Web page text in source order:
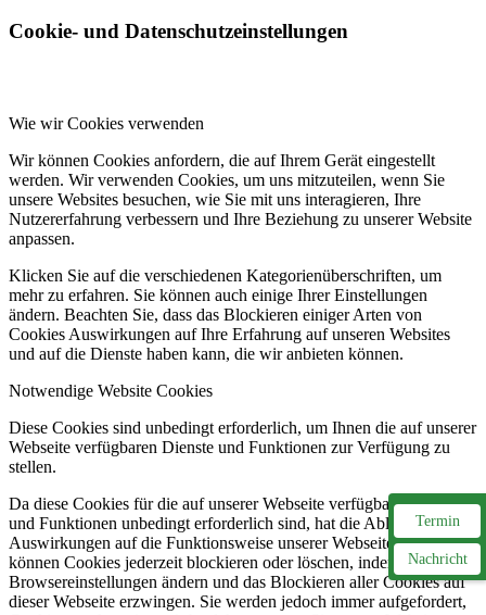
Cookie- und Datenschutzeinstellungen
Wie wir Cookies verwenden
Wir können Cookies anfordern, die auf Ihrem Gerät eingestellt
werden. Wir verwenden Cookies, um uns mitzuteilen, wenn Sie
unsere Websites besuchen, wie Sie mit uns interagieren, Ihre
Nutzererfahrung verbessern und Ihre Beziehung zu unserer Website
anpassen.
Klicken Sie auf die verschiedenen Kategorienüberschriften, um
mehr zu erfahren. Sie können auch einige Ihrer Einstellungen
ändern. Beachten Sie, dass das Blockieren einiger Arten von
Cookies Auswirkungen auf Ihre Erfahrung auf unseren Websites
und auf die Dienste haben kann, die wir anbieten können.
Notwendige Website Cookies
Diese Cookies sind unbedingt erforderlich, um Ihnen die auf unserer
Webseite verfügbaren Dienste und Funktionen zur Verfügung zu
stellen.
Da diese Cookies für die auf unserer Webseite verfügbaren Dienste
und Funktionen unbedingt erforderlich sind, hat die Ablehnung
Auswirkungen auf die Funktionsweise unserer Webseite. Sie
können Cookies jederzeit blockieren oder löschen, indem Sie Ihre
Browsereinstellungen ändern und das Blockieren aller Cookies auf
dieser Webseite erzwingen. Sie werden jedoch immer aufgefordert,
Termin
Nachricht